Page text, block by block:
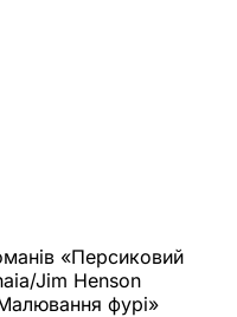
«Персиковий
Jim Henson
фурі»